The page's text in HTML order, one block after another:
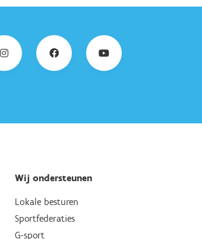
Wij ondersteunen
Lokale besturen
Sportfederaties
G-sport